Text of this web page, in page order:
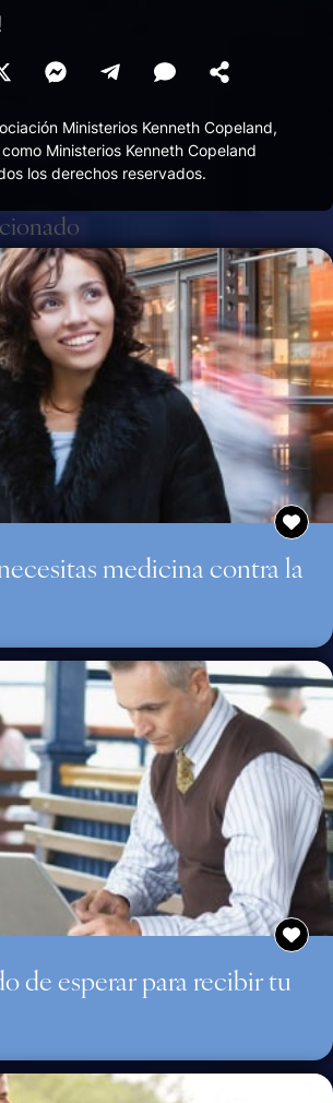
Ministerios Kenneth Copeland,
Ministerios Kenneth Copeland
los derechos reservados.
medicina contra la
de esperar para recibir tu